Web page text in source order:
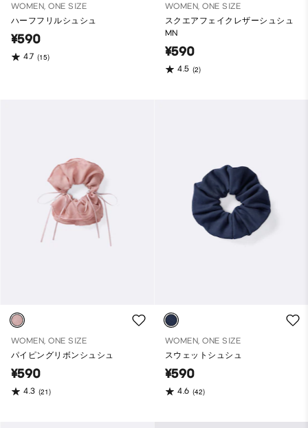
WOMEN, ONE SIZE
ハーフフリルシュシュ
¥590
4.7 (15)
WOMEN, ONE SIZE
スクエアフェイクレザーシュシュ
MN
¥590
4.5 (2)
WOMEN, ONE SIZE
パイピングリボンシュシュ
¥590
4.3 (21)
WOMEN, ONE SIZE
スウェットシュシュ
¥590
4.6 (42)